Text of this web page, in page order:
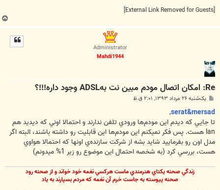
[External Link Removed for Guests]
Administrator
Mahdi1944
Re: امکان اتصال مودم مبین نت بهADSL وجود داره!!!؟
ت
یک‌شنبه ۲۶ مرداد ۱۳۹۳, ۲:۰۱ ق.ظ
serat&mersad
,
تا جايي که ديدم اين مودم‌ها ورودي تلفن ندارند و احتمالا اوني که ديديد هم
lan هست. پس فکر نميکنم اين مودم‌ها اين قابليت رو داشته باشند، البته اگر
مدل اون رو بفرماييد شايد بشه از شرکت سازنده‌ي اونها که احتمالا هواوي
هست، بررسي کرد (به شخصه احتمال اين موضوع رو زير 1% ميدونم)
زندگي صحنه يکتاي هنرمندي ماست هرکسي نغمه خود خواند و از صحنه رود
صحنه پيوسته به جاست خرم آن نغمه که مردم بسپارند به ياد